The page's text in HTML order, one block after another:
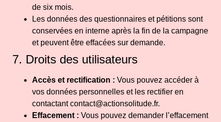
de six mois.
Les données des questionnaires et pétitions sont
conservées en interne après la fin de la campagne
et peuvent être effacées sur demande.
7. Droits des utilisateurs
Accès et rectification : Vous pouvez accéder à
vos données personnelles et les rectifier en
contactantcontact@actionsolitude.fr.
Effacement : Vous pouvez demander l’effacement